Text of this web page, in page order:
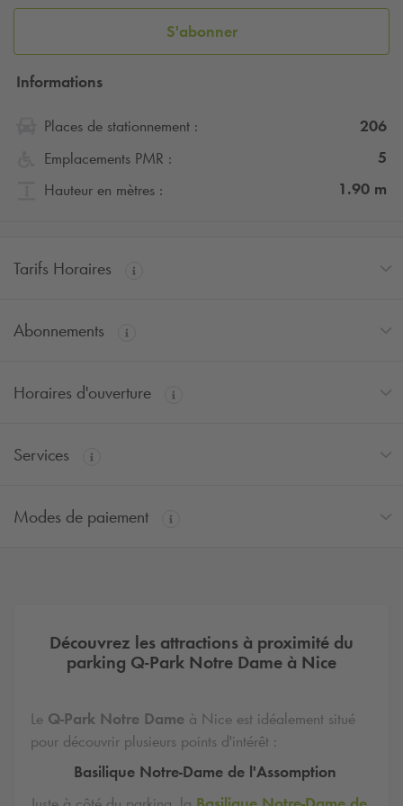
S'abonner
Informations
Places de stationnement :
206
Emplacements PMR :
5
Hauteur en mètres :
1.90 m
Tarifs Horaires
Abonnements
Horaires d'ouverture
Services
Modes de paiement
Découvrez les attractions à proximité du
parking Q-Park Notre Dame à Nice
Le Q-Park Notre Dame à Nice est idéalement situé
pour découvrir plusieurs points d'intérêt :
Basilique Notre-Dame de l'Assomption